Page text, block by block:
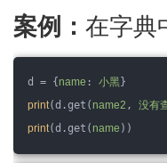
案例： 在字典
d = {name : 小黑}
print(d.get(name2 , 没有
print(d.get(name ))